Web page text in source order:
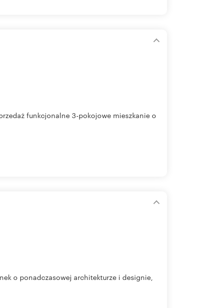
funkcjonalne 3-pokojowe mieszkanie o
o ponadczasowej architekturze i designie,